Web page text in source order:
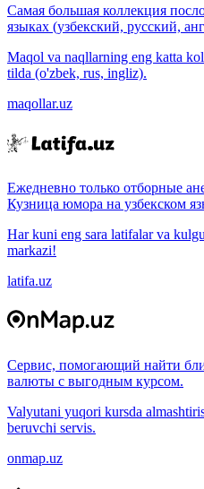
Самая большая коллекция
языках (узбекский, русский,
Maqol va naqllarning eng katta
tilda (o'zbek, rus, ingliz).
maqollar.uz
Ежедневно только отборные
Кузница юмора на узбекском
Har kuni eng sara latifalar va
markazi!
latifa.uz
Сервис, помогающий найти
валюты с выгодным курсом.
Valyutani yuqori kursda
beruvchi servis.
onmap.uz